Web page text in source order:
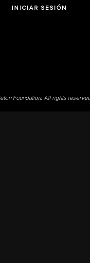
INICIAR SESIÓN
Foundation. All rights